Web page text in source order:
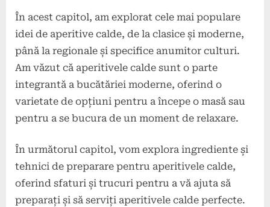
În acest capitol, am explorat cele mai populare
idei de aperitive calde, de la clasice și moderne,
până la regionale și specifice anumitor culturi.
Am văzut că aperitivele calde sunt o parte
integrantă a bucătăriei moderne, oferind o
varietate de opțiuni pentru a începe o masă sau
pentru a se bucura de un moment de relaxare.
În următorul capitol, vom explora ingrediente și
tehnici de preparare pentru aperitivele calde,
oferind sfaturi și trucuri pentru a vă ajuta să
preparați și să serviți aperitivele calde perfecte.